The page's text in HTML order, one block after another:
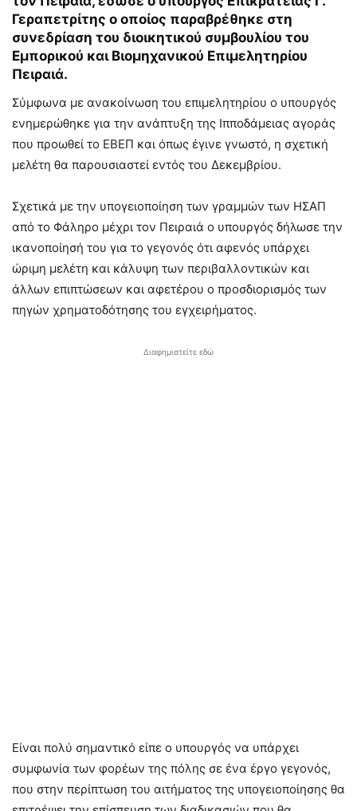
Γεραπετρίτης ο οποίος παραβρέθηκε στη
συνεδρίαση του διοικητικού συμβουλίου του
Εμπορικού και Βιομηχανικού Επιμελητηρίου
Πειραιά.
Σύμφωνα με ανακοίνωση του επιμελητηρίου ο υπουργός
ενημερώθηκε για την ανάπτυξη της Ιπποδάμειας αγοράς
που προωθεί το ΕΒΕΠ και όπως έγινε γνωστό, η σχετική
μελέτη θα παρουσιαστεί εντός του Δεκεμβρίου.
Σχετικά με την υπογειοποίηση των γραμμών των ΗΣΑΠ
από το Φάληρο μέχρι τον Πειραιά ο υπουργός δήλωσε την
ικανοποίησή του για το γεγονός ότι αφενός υπάρχει
ώριμη μελέτη και κάλυψη των περιβαλλοντικών και
άλλων επιπτώσεων και αφετέρου ο προσδιορισμός των
πηγών χρηματοδότησης του εγχειρήματος.
Διαφημιστείτε εδώ
Είναι πολύ σημαντικό είπε ο υπουργός να υπάρχει
συμφωνία των φορέων της πόλης σε ένα έργο γεγονός,
που στην περίπτωση του αιτήματος της υπογειοποίησης θα